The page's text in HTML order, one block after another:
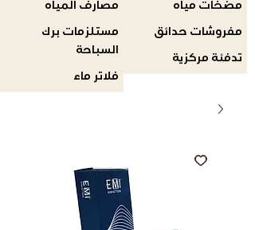
مصارف المياه
مستلزمات برك
السباحة
فلاتر ماء
مضخات مياه
مفروشات حدائق
تدفئة مركزية